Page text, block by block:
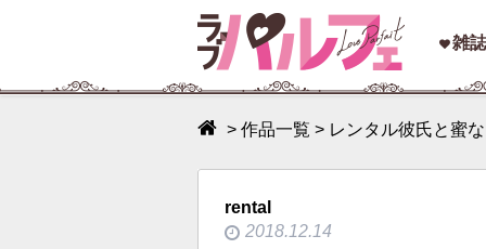
雑
> 作品一覧 > レンタル彼氏と蜜
rental
2018.12.14